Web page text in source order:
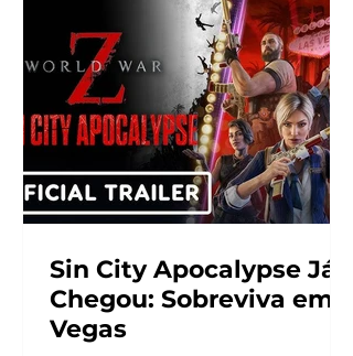
Sin City Apocalypse Já
Chegou: Sobreviva em
Vegas